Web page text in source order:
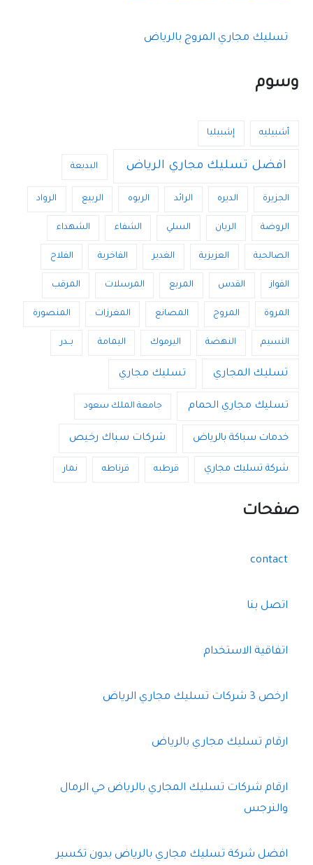
تسليك مجاري المروج بالرياض
وسوم
أشبيليه إشبيليا
افضل تسليك مجاري الرياض البديعة
الجزيرة الديره الرائد الربوه الربيع الرواد
الروضة الريان السلي الشفاء الشهداء
الصالحية العزيزية الغدير الفاخرية الفلاح
الفواز القدس المربع المرسلات المرقب
المروة المروج المصانع المغرزات المنصورة
النسيم النهضة اليرموك اليمامة بــدر
تسليك المجاري تسليك مجاري
تسليك مجاري الحمام جامعة الملك سعود
خدمات سباكة بالرياض شركات سباك رخيص
شركة تسليك مجاري قرطبه قرناطه نمار
صفحات
contact
اتصل بنا
اتفاقية الاستخدام
ارخص 3 شركات تسليك مجاري الرياض
ارقام تسليك مجاري بالرياض
ارقام شركات تسليك المجاري بالرياض حي الرمال
والنرجس
افضل شركة تسليك مجاري بالرياض بدون تكسير